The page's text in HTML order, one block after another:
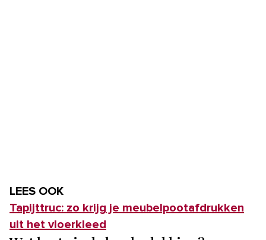
LEES OOK
Tapijttruc: zo krijg je meubelpootafdrukken
uit het vloerkleed